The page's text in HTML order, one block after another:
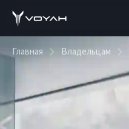
Главная Владельцам